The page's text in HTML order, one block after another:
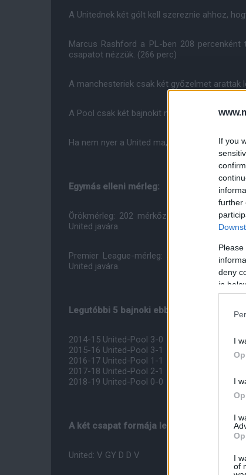
If you
further
deny
in
I
I
I
I
of
A Unitednek két gólt kell szereznie ahhoz,
Marcus Rashford a PL-ben 208
csapatot nézzük. (266 perc)
A manchesteriek csak két győzelmet arattak
A Pool csak két bajnokit nyert meg legutóbbi
Ha nem nyer a United ma, úgy 1986-87 óta
Egymás elleni mérleg:
Örökmérleg: 202 mérkőzés, 80 United
United javára.
Premier League-mérleg: 54 meccs, 28
United javára.
Legutóbbi 5 bajnoki ebben a felállásban:
2014-15 United-Pool 3-0
2015-16 United-Pool 3-1
2016-17 United-Pool 1-1
2017-18 United-Pool 2-1
2018-19 United-Pool 0-0
A két csapat formája legutóbbi öt
United: V GY D D V